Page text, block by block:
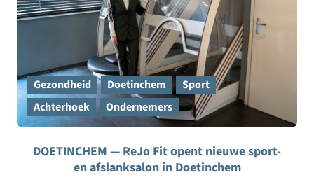
Gezondheid Doetinchem
Sport
Achterhoek
Ondernemers
DOETINCHEM — ReJo Fit opent nieuwe sport-
en afslanksalon in Doetinchem